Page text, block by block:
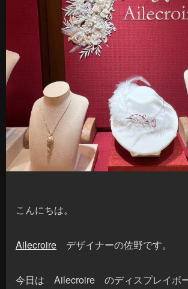
こんにちは。
Ailecroire デザイナーの佐野です。
今日は Ailecroire のディスプレイボ